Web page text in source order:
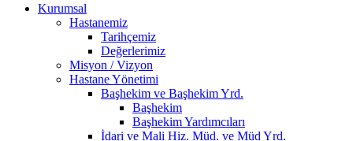
Kurumsal
Hastanemiz
Tarihçemiz
Değerlerimiz
Misyon / Vizyon
Hastane Yönetimi
Başhekim ve Başhekim Yrd.
Başhekim
Başhekim Yardımcıları
İdari ve Mali Hiz. Müd. ve Müd Yrd.